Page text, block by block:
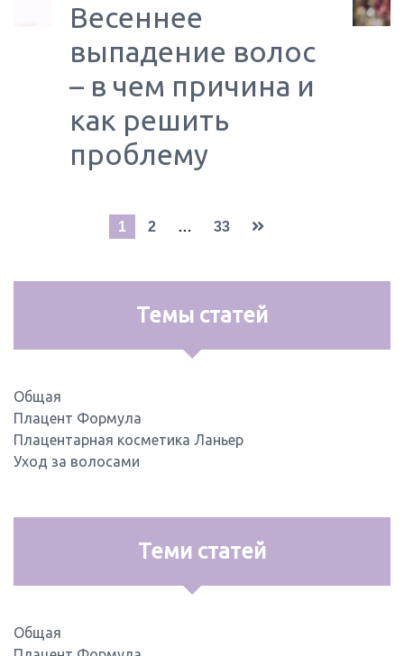
Весеннее
выпадение волос
– в чем причина и
как решить
проблему
Навигация
записям
1 2 … 33
Темы статей
Общая
Плацент Формула
Плацентарная косметика Ланьер
Уход за волосами
Теми статей
Общая